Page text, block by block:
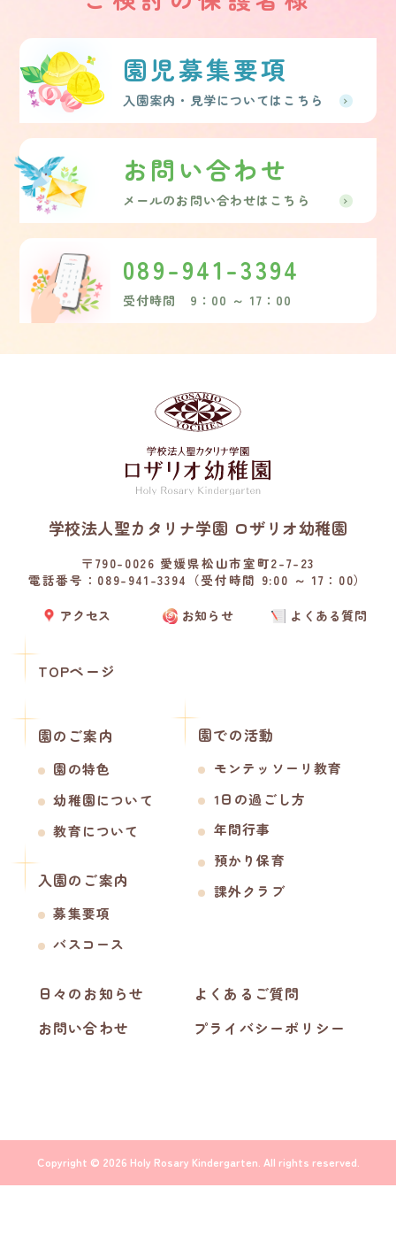
園児募集要項
入園案内・見学についてはこちら
お問い合わせ
メールのお問い合わせはこちら
089-941-3394
受付時間 9：00 ～ 17：00
TOPページ
園のご案内
園の特色
幼稚園について
教育について
園での活動
モンテッソーリ教育
1日の過ごし方
年間行事
預かり保育
課外クラブ
入園のご案内
募集要項
バスコース
日々のお知らせ
よくあるご質問
お問い合わせ
プライバシーポリシー
学校法人聖カタリナ学園 ロザリオ幼稚園
〒790-0026 愛媛県松山市室町2-7-23
電話番号：089-941-3394（受付時間 9:00 ～ 17：00）
アクセス お知らせ よくある質問
Copyright © 2026 Holy Rosary Kindergarten. All rights reserved.